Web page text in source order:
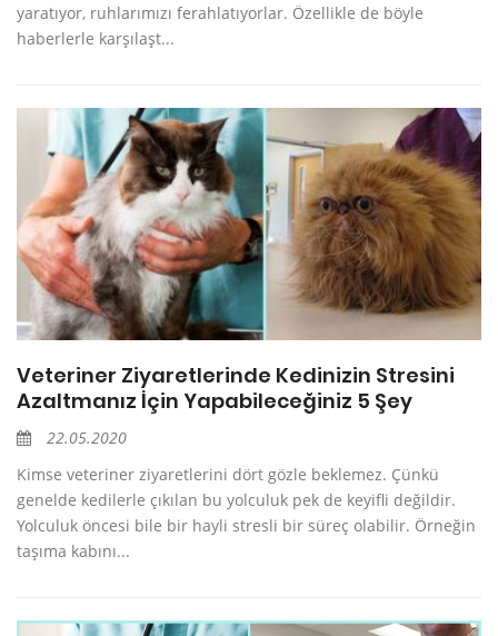
yaratıyor, ruhlarımızı ferahlatıyorlar. Özellikle de böyle
haberlerle karşılaşt...
Veteriner Ziyaretlerinde Kedinizin Stresini
Azaltmanız İçin Yapabileceğiniz 5 Şey
22.05.2020
Kimse veteriner ziyaretlerini dört gözle beklemez. Çünkü
genelde kedilerle çıkılan bu yolculuk pek de keyifli değildir.
Yolculuk öncesi bile bir hayli stresli bir süreç olabilir. Örneğin
taşıma kabını...